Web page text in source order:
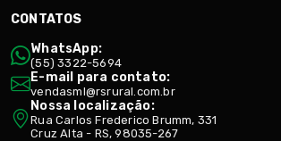
CONTATOS
WhatsApp:
(55) 3322-5694
E-mail para contato:
vendasml@rsrural.com.br
Nossa localização:
Rua Carlos Frederico Brumm, 331
Cruz Alta - RS, 98035-267